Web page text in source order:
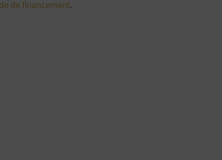
de financement.